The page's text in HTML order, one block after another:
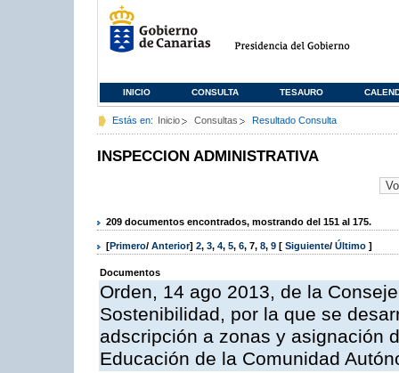
INICIO CONSULTA TESAURO
Estás en: Inicio Consultas Resultado Consulta
INSPECCION ADMINISTRATIVA
209 documentos encontrados, mostrando del 151 al 175.
[Primero/ Anterior] 2, 3, 4, 5, 6, 7, 8, 9 [ Siguiente/ Último ]
Documentos
Orden, 14 ago 2013, de la
Sostenibilidad, por la que se
adscripción a zonas y asignación
Educación de la Comunidad